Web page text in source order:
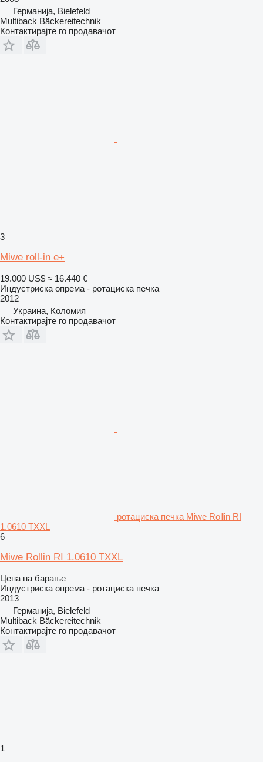
Германија, Bielefeld
Multiback Bäckereitechnik
Контактирајте го продавачот
3
Miwe roll-in e+
19.000 US$ ≈ 16.440 €
Индустриска опрема - ротациска печка
2012
Украина, Коломия
Контактирајте го продавачот
ротациска печка Miwe Rollin RI
1.0610 TXXL
6
Miwe Rollin RI 1.0610 TXXL
Цена на барање
Индустриска опрема - ротациска печка
2013
Германија, Bielefeld
Multiback Bäckereitechnik
Контактирајте го продавачот
1